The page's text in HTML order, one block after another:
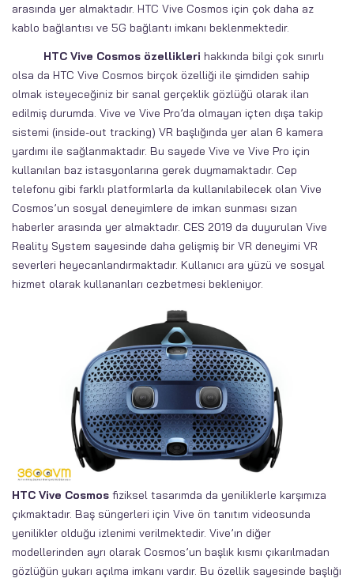
arasında yer almaktadır. HTC Vive Cosmos için çok daha az
kablo bağlantısı ve 5G bağlantı imkanı beklenmektedir.
HTC Vive Cosmos özellikleri hakkında bilgi çok sınırlı
olsa da HTC Vive Cosmos birçok özelliği ile şimdiden sahip
olmak isteyeceğiniz bir sanal gerçeklik gözlüğü olarak ilan
edilmiş durumda. Vive ve Vive Pro’da olmayan içten dışa takip
sistemi (inside-out tracking) VR başlığında yer alan 6 kamera
yardımı ile sağlanmaktadır. Bu sayede Vive ve Vive Pro için
kullanılan baz istasyonlarına gerek duymamaktadır. Cep
telefonu gibi farklı platformlarla da kullanılabilecek olan Vive
Cosmos’un sosyal deneyimlere de imkan sunması sızan
haberler arasında yer almaktadır. CES 2019 da duyurulan Vive
Reality System sayesinde daha gelişmiş bir VR deneyimi VR
severleri heyecanlandırmaktadır. Kullanıcı ara yüzü ve sosyal
hizmet olarak kullananları cezbetmesi bekleniyor.
HTC Vive Cosmos fiziksel tasarımda da yeniliklerle karşımıza
çıkmaktadır. Baş süngerleri için Vive ön tanıtım videosunda
yenilikler olduğu izlenimi verilmektedir. Vive’ın diğer
modellerinden ayrı olarak Cosmos’un başlık kısmı çıkarılmadan
gözlüğün yukarı açılma imkanı vardır. Bu özellik sayesinde başlığı